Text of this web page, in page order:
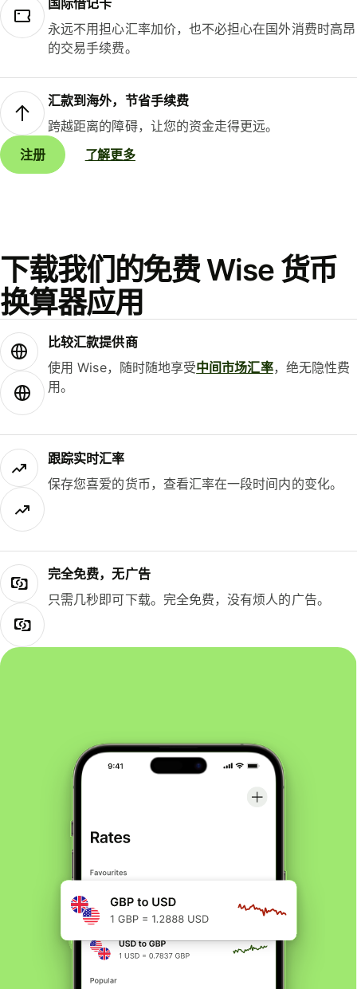
国际借记卡
永远不用担心汇率加价，也不必担心在国外消费时高昂
的交易手续费。
汇款到海外，节省手续费
跨越距离的障碍，让您的资金走得更远。
注册
了解更多
下载我们的免费 Wise 货币
换算器应用
比较汇款提供商
使用 Wise，随时随地享受中间市场汇率，绝无隐性费
用。
跟踪实时汇率
保存您喜爱的货币，查看汇率在一段时间内的变化。
完全免费，无广告
只需几秒即可下载。完全免费，没有烦人的广告。